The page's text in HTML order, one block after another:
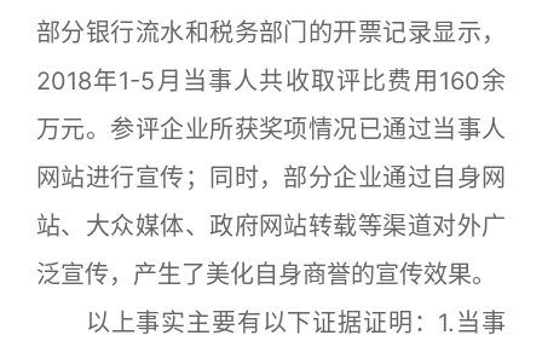
部分银行流水和税务部门的开票记录显示，
2018年1-5月当事人共收取评比费用160余
万元。参评企业所获奖项情况已通过当事人
网站进行宣传；同时，部分企业通过自身网
站、大众媒体、政府网站转载等渠道对外广
泛宣传，产生了美化自身商誉的宣传效果。
以上事实主要有以下证据证明：1.当事